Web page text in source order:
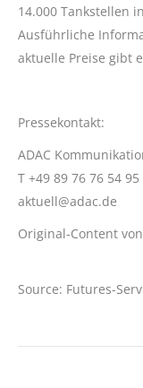
14.000 Tankstellen
Ausführliche
aktuelle Preise gibt
Pressekontakt:
ADAC
T +49 89 76 76 54 95
aktuell@adac.de
Original-Content
Source: Futures-